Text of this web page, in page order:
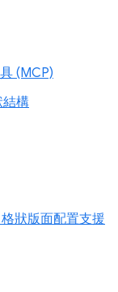
(MCP)
結構
狀版面配置支援